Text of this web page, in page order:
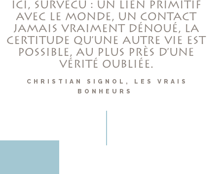
ICI, SURVÉCU : UN LIEN PRIMITIF
AVEC LE MONDE, UN CONTACT
JAMAIS VRAIMENT DÉNOUÉ, LA
CERTITUDE QU’UNE AUTRE VIE EST
POSSIBLE, AU PLUS PRÈS D’UNE
VÉRITÉ OUBLIÉE.
CHRISTIAN SIGNOL, LES VRAIS
BONHEURS